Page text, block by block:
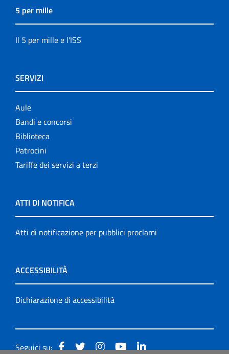
5 per mille
Il 5 per mille e l'ISS
SERVIZI
Aule
Bandi e concorsi
Biblioteca
Patrocini
Tariffe dei servizi a terzi
ATTI DI NOTIFICA
Atti di notificazione per pubblici proclami
ACCESSIBILITÀ
Dichiarazione di accessibilità
Seguici su: